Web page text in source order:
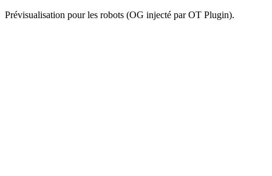
Prévisualisation pour les robots (OG injecté par OT Plugin).